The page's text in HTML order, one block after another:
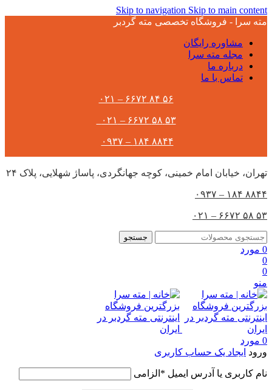
Skip to navigation Skip to main content
مته سرا - فروشگاه تخصصی مته گردبر
مشاوره رایگان
مجله مته سرا
درباره ما
تماس با ما
۵۶ ۸۴ ۶۶۷۲ – ۰۲۱
۵۳ ۵۸ ۶۶۷۲ – ۰۲۱
۸۸۴۴ ۱۸۴ – ۰۹۳۷
تهران،‌ خیابان امام خمینی، کوچه جهانگردی، پاساژ شهلایی، پلاک ۲۴
۸۸۴۴ ۱۸۴ – ۰۹۳۷
۵۳ ۵۸ ۶۶۷۲ – ۰۲۱
جستجو
0 مورد
0
0
منو
0 مورد
ورود ایجاد یک حساب کاربری
نام کاربری یا آدرس ایمیل * الزامی